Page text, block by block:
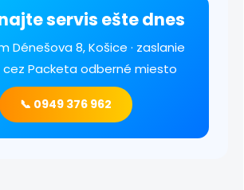
servis ešte dnes
Dénešova 8, Košice · zaslanie
cez Packeta odberné miesto
📞 0949 376 962